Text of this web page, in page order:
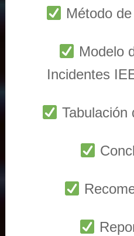
Método
Modelo
Incidentes
Tabulación